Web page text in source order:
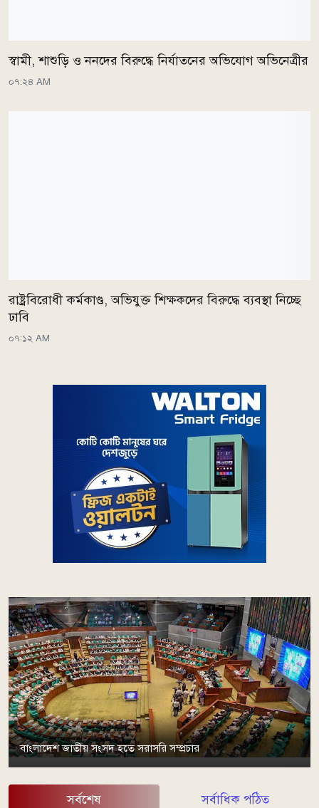
স্বামী, শাশুড়ি ও ননদের বিরুদ্ধে নির্যাতনের অভিযোগ অভিনেত্রীর
০৭:২৪ AM
রাষ্ট্রবিরোধী কর্মকাণ্ড, অভিযুক্ত শিক্ষকদের বিরুদ্ধে ব্যবস্থা নিচ্ছে
ঢাবি
০৭:১২ AM
বাংলাদেশ জাতীয় সংসদ হতে সরাসরি সম্প্রচার
সর্বশেষ সর্বাধিক পঠিত